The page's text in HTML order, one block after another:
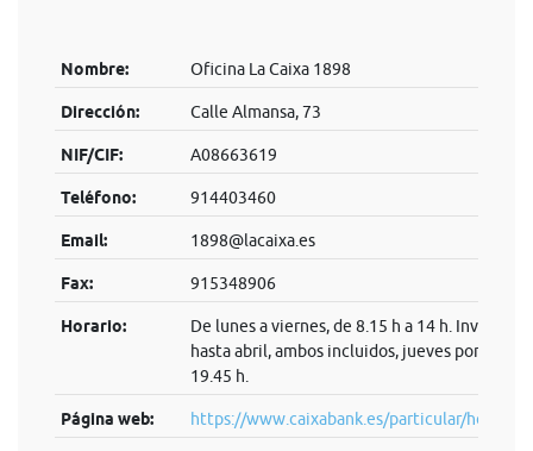
Nombre: Oficina La Caixa 1898
Dirección: Calle Almansa, 73
NIF/CIF: A08663619
Teléfono: 914403460
Email: 1898@lacaixa.es
Fax: 915348906
Horario:
De lunes a viernes, de 8.15 h a 14 h. Invierno:
hasta abril, ambos incluidos, jueves por la
19.45 h.
Página web: https://www.caixabank.es/particular/home/